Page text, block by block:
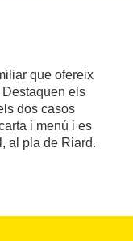
que ofereix
els
dos casos
i menú i es
al pla de Riard.